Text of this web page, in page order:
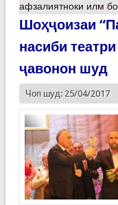
афзалиятноки илм
Шоҳҷоизаи
насиби
ҷавонон шуд
Чоп шуд: 25/04/2017